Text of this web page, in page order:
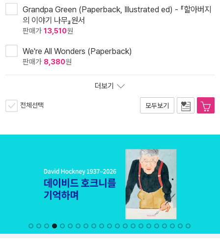
Grandpa Green (Paperback, Illustrated ed) - 『할아버지
의 이야기 나무』원서
판매가 13,510원
We're All Wonders (Paperback)
판매가 8,380원
더보기
전체선택 모두보기